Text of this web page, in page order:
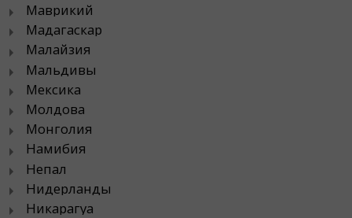
Маврикий
Мадагаскар
Малайзия
Мальдивы
Мексика
Молдова
Монголия
Намибия
Непал
Нидерланды
Никарагуа